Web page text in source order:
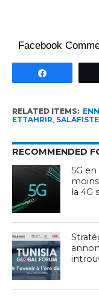
Facebook
RELATED ITEMS:
ETTAHRIR, SALAFISTE
RECOMMENDED
5G
la 4G